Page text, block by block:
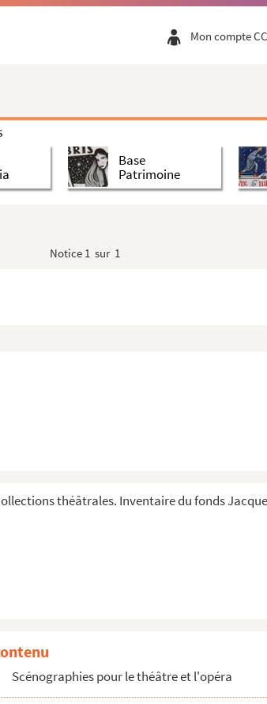
Mon compte
Base
Patrimoine
Notice 1 sur 1
théâtrales. Inventaire du fonds
Scénographies pour le théâtre et l'opéra